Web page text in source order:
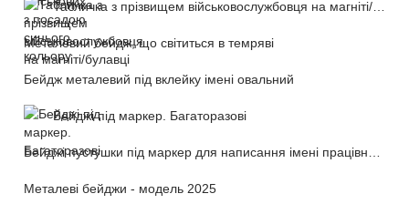
Металевий бейдж, що світиться в темряві
Бейдж металевий під вклейку імені овальний
Бейджі під маркер. Багаторазові
Металеві бейджи - модель 2025